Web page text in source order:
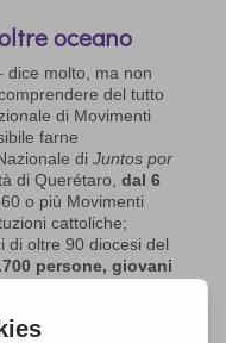
oceano
dice molto, ma non
del tutto
di Movimenti
farne
di Juntos por
di Querétaro, dal 6
60 o più Movimenti
cattoliche;
di oltre 90 diocesi del
persone, giovani
spazio di dialogo, di